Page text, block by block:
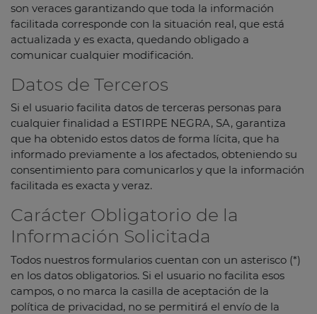
son veraces garantizando que toda la información
facilitada corresponde con la situación real, que está
actualizada y es exacta, quedando obligado a
comunicar cualquier modificación.
Datos de Terceros
Si el usuario facilita datos de terceras personas para
cualquier finalidad a ESTIRPE NEGRA, SA, garantiza
que ha obtenido estos datos de forma lícita, que ha
informado previamente a los afectados, obteniendo su
consentimiento para comunicarlos y que la información
facilitada es exacta y veraz.
Carácter Obligatorio de la
Información Solicitada
Todos nuestros formularios cuentan con un asterisco (*)
en los datos obligatorios. Si el usuario no facilita esos
campos, o no marca la casilla de aceptación de la
política de privacidad, no se permitirá el envío de la